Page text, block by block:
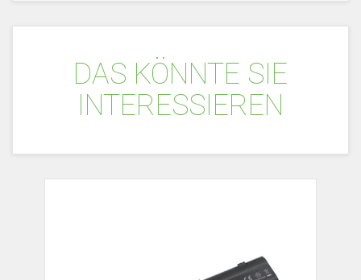
DAS KÖNNTE SIE
INTERESSIEREN